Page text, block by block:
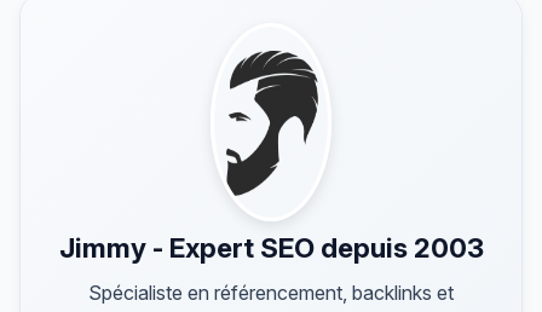
Jimmy - Expert SEO depuis 2003
Spécialiste en référencement, backlinks et